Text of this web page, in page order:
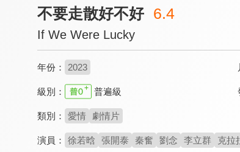
不要走散好不好 6.4
If We Were Lucky
年份： 2023
級別： 普遍級
類別： 愛情 劇情片
演員： 徐若晗 張開泰 秦奮 劉念 李立群 克拉